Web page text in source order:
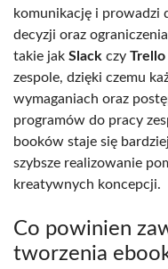
komunikację i prowadzi
decyzji oraz
takie jak Slack czy Trello
zespole, dzięki czemu
wymaganiach oraz
programów do pracy
booków staje się
szybsze realizowanie
kreatywnych koncepcji.
Co powinien
tworzenia